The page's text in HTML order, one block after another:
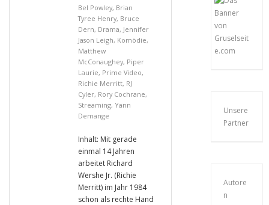
Bel Powley, Brian
Tyree Henry, Bruce
Dern, Drama, Jennifer
Jason Leigh, Komödie,
Matthew
McConaughey, Piper
Laurie, Prime Video,
Richie Merritt, RJ
Cyler, Rory Cochrane,
Streaming, Yann
Demange
Inhalt: Mit gerade
einmal 14 Jahren
arbeitet Richard
Wershe Jr. (Richie
Merritt) im Jahr 1984
schon als rechte Hand
Unsere
Partner
Autore
n